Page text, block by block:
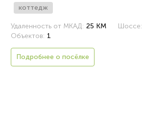
коттедж
Удаленность от МКАД: 25 КМ Шоссе:
Объектов: 1
Подробнее о посёлке